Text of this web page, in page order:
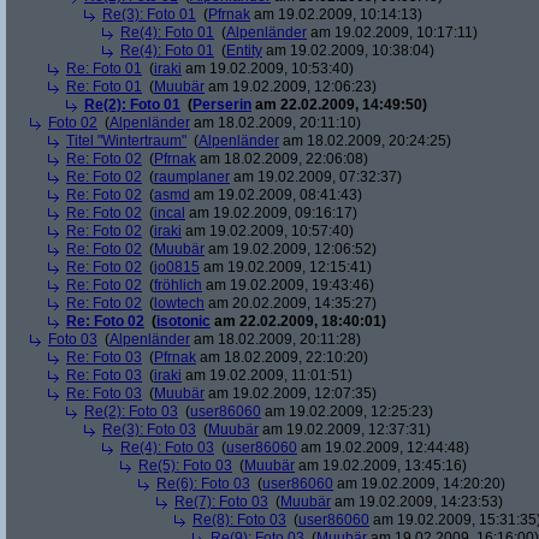
Re(3): Foto 01 (Pfrnak am 19.02.2009, 10:14:13)
Re(4): Foto 01 (Alpenländer am 19.02.2009, 10:17:11)
Re(4): Foto 01 (Entity am 19.02.2009, 10:38:04)
Re: Foto 01 (iraki am 19.02.2009, 10:53:40)
Re: Foto 01 (Muubär am 19.02.2009, 12:06:23)
Re(2): Foto 01 (Perserin am 22.02.2009, 14:49:50)
Foto 02 (Alpenländer am 18.02.2009, 20:11:10)
Titel "Wintertraum" (Alpenländer am 18.02.2009, 20:24:25)
Re: Foto 02 (Pfrnak am 18.02.2009, 22:06:08)
Re: Foto 02 (raumplaner am 19.02.2009, 07:32:37)
Re: Foto 02 (asmd am 19.02.2009, 08:41:43)
Re: Foto 02 (incal am 19.02.2009, 09:16:17)
Re: Foto 02 (iraki am 19.02.2009, 10:57:40)
Re: Foto 02 (Muubär am 19.02.2009, 12:06:52)
Re: Foto 02 (jo0815 am 19.02.2009, 12:15:41)
Re: Foto 02 (fröhlich am 19.02.2009, 19:43:46)
Re: Foto 02 ( lowtech am 20.02.2009, 14:35:27)
Re: Foto 02 (isotonic am 22.02.2009, 18:40:01)
Foto 03 (Alpenländer am 18.02.2009, 20:11:28)
Re: Foto 03 (Pfrnak am 18.02.2009, 22:10:20)
Re: Foto 03 (iraki am 19.02.2009, 11:01:51)
Re: Foto 03 (Muubär am 19.02.2009, 12:07:35)
Re(2): Foto 03 (user86060 am 19.02.2009, 12:25:23)
Re(3): Foto 03 (Muubär am 19.02.2009, 12:37:31)
Re(4): Foto 03 (user86060 am 19.02.2009, 12:44:48)
Re(5): Foto 03 (Muubär am 19.02.2009, 13:45:16)
Re(6): Foto 03 (user86060 am 19.02.2009, 14:20:20)
Re(7): Foto 03 (Muubär am 19.02.2009, 14:23:53)
Re(8): Foto 03 (user86060 am 19.02.2009,